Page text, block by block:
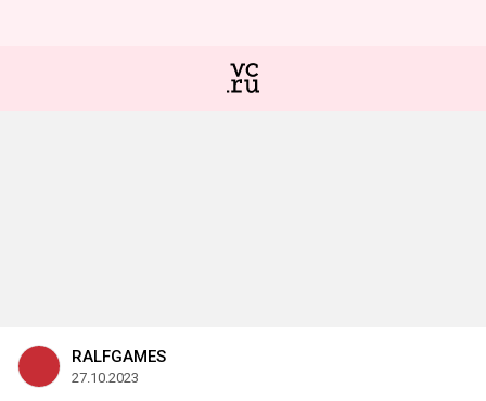
RALFGAMES
27.10.2023